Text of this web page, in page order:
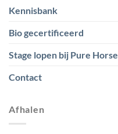
Kennisbank
Bio gecertificeerd
Stage lopen bij Pure Horse
Contact
Afhalen